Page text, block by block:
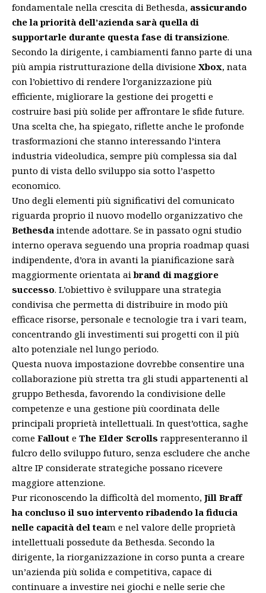
fondamentale nella crescita di Bethesda, assicurando
che la priorità dell’azienda sarà quella di
supportarle durante questa fase di transizione.
Secondo la dirigente, i cambiamenti fanno parte di una
più ampia ristrutturazione della divisione Xbox, nata
con l’obiettivo di rendere l’organizzazione più
efficiente, migliorare la gestione dei progetti e
costruire basi più solide per affrontare le sfide future.
Una scelta che, ha spiegato, riflette anche le profonde
trasformazioni che stanno interessando l’intera
industria videoludica, sempre più complessa sia dal
punto di vista dello sviluppo sia sotto l’aspetto
economico.
Uno degli elementi più significativi del comunicato
riguarda proprio il nuovo modello organizzativo che
Bethesda intende adottare. Se in passato ogni studio
interno operava seguendo una propria roadmap quasi
indipendente, d’ora in avanti la pianificazione sarà
maggiormente orientata aibrand di maggiore
successo. L’obiettivo è sviluppare una strategia
condivisa che permetta di distribuire in modo più
efficace risorse, personale e tecnologie tra i vari team,
concentrando gli investimenti sui progetti con il più
alto potenziale nel lungo periodo.
Questa nuova impostazione dovrebbe consentire una
collaborazione più stretta tra gli studi appartenenti al
gruppo Bethesda, favorendo la condivisione delle
competenze e una gestione più coordinata delle
principali proprietà intellettuali. In quest’ottica, saghe
come Fallout e The Elder Scrolls rappresenteranno il
fulcro dello sviluppo futuro, senza escludere che anche
altre IP considerate strategiche possano ricevere
maggiore attenzione.
Pur riconoscendo la difficoltà del momento, Jill Braff
ha concluso il suo intervento ribadendo la fiducia
nelle capacità del team e nel valore delle proprietà
intellettuali possedute da Bethesda. Secondo la
dirigente, la riorganizzazione in corso punta a creare
un’azienda più solida e competitiva, capace di
continuare a investire nei giochi e nelle serie che